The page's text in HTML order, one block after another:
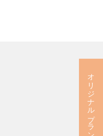
オリジナルプラン集